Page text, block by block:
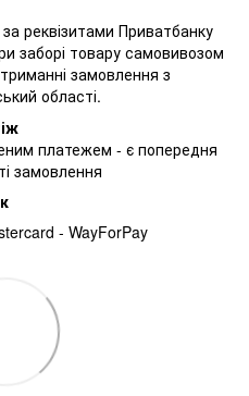
реквізитами Приватбанку
заборі товару самовивозом
замовлення з
області.
платежем - є попередня
замовлення
- WayForPay